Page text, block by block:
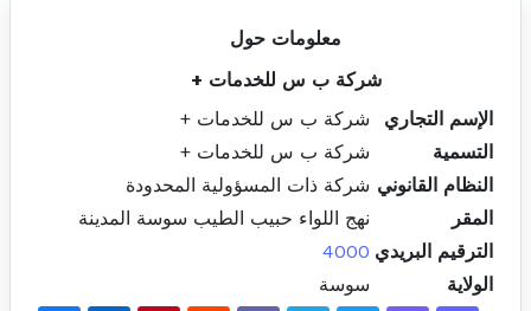
معلومات حول
شركة ب س للخدمات +
الإسم التجاري
شركة ب س للخدمات +
التسمية
شركة ب س للخدمات +
النظام القانوني شركة ذات المسؤولية المحدودة
المقر
نهج اللواء حبيب الطيب سوسة المدينة
الترقيم البريدي 4000
الولاية
سوسة